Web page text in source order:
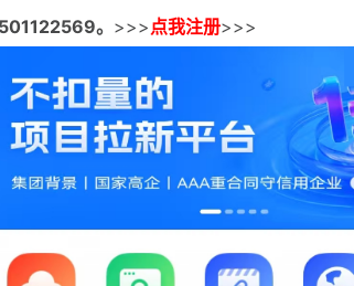
。 >>>点我注册>>>